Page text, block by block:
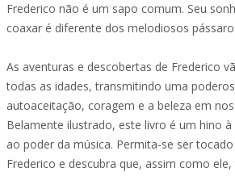
Frederico não é um sapo comum. Seu
coaxar é diferente dos melodiosos
As aventuras e descobertas de Frederico
todas as idades, transmitindo uma
autoaceitação, coragem e a beleza em
Belamente ilustrado, este livro é um hino
ao poder da música. Permita-se ser
Frederico e descubra que, assim como